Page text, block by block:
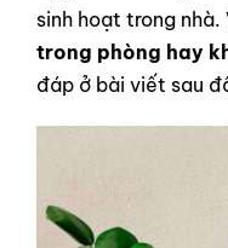
sinh hoạt trong nhà.
trong phòng hay
đáp ở bài viết sau